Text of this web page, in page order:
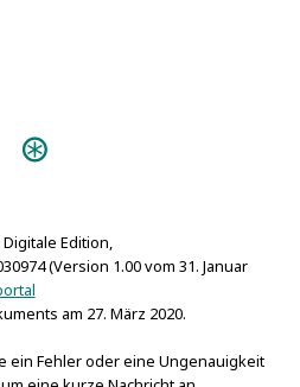
Kirche, Lüdemann-Orgel,
Edition,
(Version 1.00 vom 31. Januar
am 27. März 2020.
ein Fehler oder eine Ungenauigkeit